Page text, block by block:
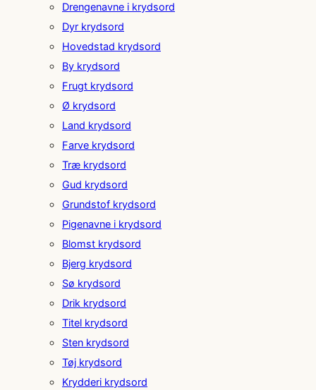
Drengenavne i krydsord
Dyr krydsord
Hovedstad krydsord
By krydsord
Frugt krydsord
Ø krydsord
Land krydsord
Farve krydsord
Træ krydsord
Gud krydsord
Grundstof krydsord
Pigenavne i krydsord
Blomst krydsord
Bjerg krydsord
Sø krydsord
Drik krydsord
Titel krydsord
Sten krydsord
Tøj krydsord
Krydderi krydsord